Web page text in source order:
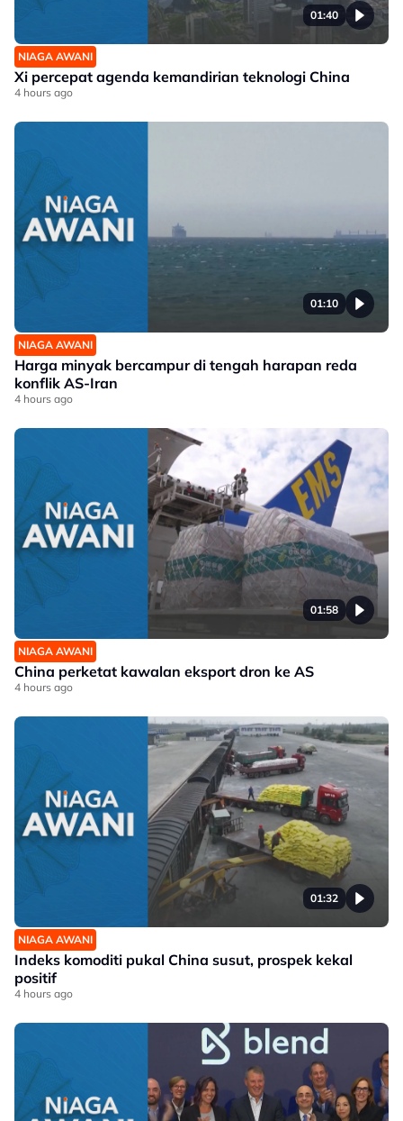
01:40
NIAGA AWANI
Xi percepat agenda kemandirian teknologi China
4 hours ago
01:10
NIAGA AWANI
Harga minyak bercampur di tengah harapan reda
konflik AS-Iran
4 hours ago
01:58
NIAGA AWANI
China perketat kawalan eksport dron ke AS
4 hours ago
01:32
NIAGA AWANI
Indeks komoditi pukal China susut, prospek kekal
positif
4 hours ago